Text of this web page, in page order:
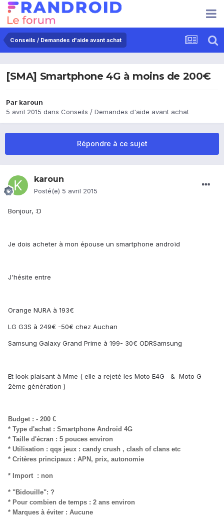
Conseils / Demandes d'aide avant achat
[SMA] Smartphone 4G à moins de 200€
Par karoun
5 avril 2015 dans Conseils / Demandes d'aide avant achat
Répondre à ce sujet
karoun
Posté(e) 5 avril 2015
Bonjour, :D
Je dois acheter à mon épouse un smartphone androïd
J'hésite entre
Orange NURA à 193€
LG G3S à 249€ -50€ chez Auchan
Samsung Galaxy Grand Prime à 199- 30€ ODRSamsung
Et look plaisant à Mme ( elle a rejeté les Moto E4G & Moto G
2ème génération )
Budget : - 200 €
* Type d'achat : Smartphone Android 4G
* Taille d'écran : 5 pouces environ
* Utilisation : qqs jeux : candy crush , clash of clans etc
* Critères principaux : APN, prix, autonomie
* Import : non
* "Bidouille": ?
* Pour combien de temps : 2 ans environ
* Marques à éviter : Aucune